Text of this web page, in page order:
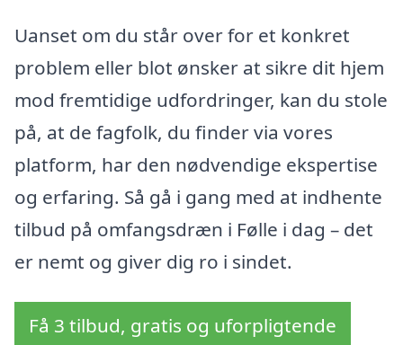
Uanset om du står over for et konkret
problem eller blot ønsker at sikre dit hjem
mod fremtidige udfordringer, kan du stole
på, at de fagfolk, du finder via vores
platform, har den nødvendige ekspertise
og erfaring. Så gå i gang med at indhente
tilbud på omfangsdræn i Følle i dag – det
er nemt og giver dig ro i sindet.
Få 3 tilbud, gratis og uforpligtende